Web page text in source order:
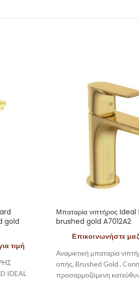
gold
τιμή
IDEAL
Μπαταρία νιπτήρος
brushed gold A7012A2
Επικοινωνήστε
Αναμικτική μπαταρία
οπής, Brushed Gold ,
προσαρμοζόμενη